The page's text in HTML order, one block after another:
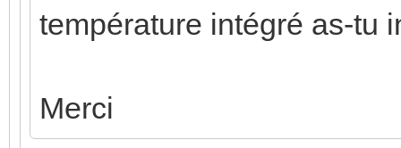
température intégré as-tu
Merci